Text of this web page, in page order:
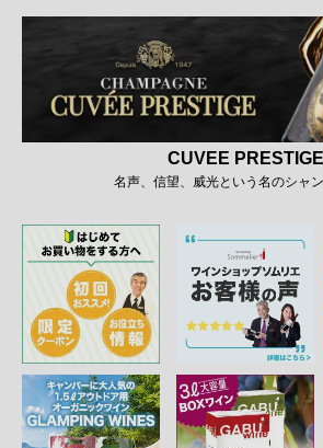
CUVEE PRESTIGE
名声、信望、威光という名のシャ